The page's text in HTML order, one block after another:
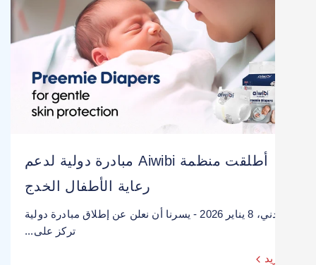
أطلقت منظمة Aiwibi مبادرة دولية لدعم
رعاية الأطفال الخدج
سيدني، 8 يناير 2026 - يسرنا أن نعلن عن إطلاق مبادرة دولية
تركز على...